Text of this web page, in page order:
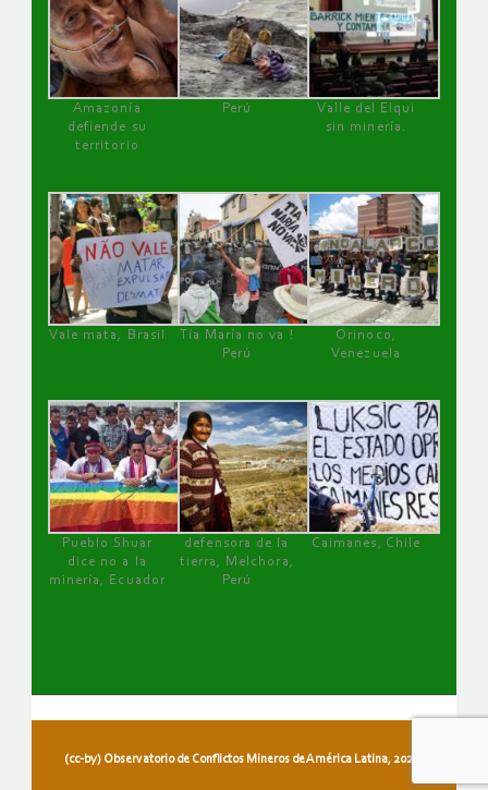
Amazonía
defiende su
territorio
Perú
Valle del Elqui
sin minería.
Vale mata, Brasil
Tía María no va !
Perú
Orinoco,
Venezuela
Pueblo Shuar
dice no a la
minería, Ecuador
defensora de la
tierra, Melchora,
Perú
Caimanes, Chile
(cc-by) Observatorio de Conflictos Mineros de América Latina, 2026